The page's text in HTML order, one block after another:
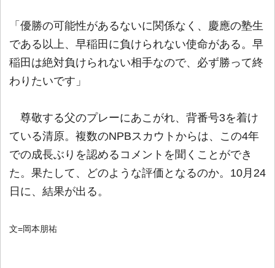
「優勝の可能性があるないに関係なく、慶應の塾生
である以上、早稲田に負けられない使命がある。早
稲田は絶対負けられない相手なので、必ず勝って終
わりたいです」
尊敬する父のプレーにあこがれ、背番号3を着け
ている清原。複数のNPBスカウトからは、この4年
での成長ぶりを認めるコメントを聞くことができ
た。果たして、どのような評価となるのか。10月24
日に、結果が出る。
文=岡本朋祐